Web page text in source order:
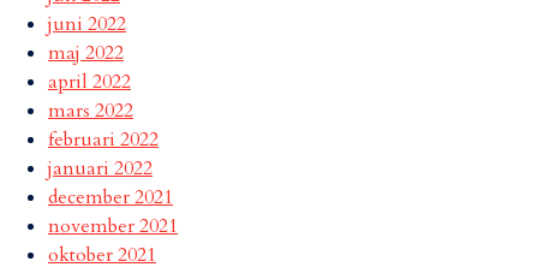
juni 2022
maj 2022
april 2022
mars 2022
februari 2022
januari 2022
december 2021
november 2021
oktober 2021